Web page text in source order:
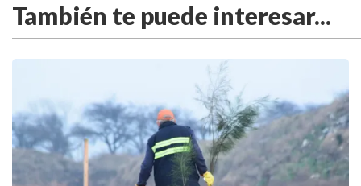
También te puede interesar...